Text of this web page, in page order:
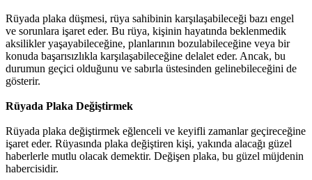
Rüyada plaka düşmesi, rüya sahibinin karşılaşabileceği bazı engel
ve sorunlara işaret eder. Bu rüya, kişinin hayatında beklenmedik
aksilikler yaşayabileceğine, planlarının bozulabileceğine veya bir
konuda başarısızlıkla karşılaşabileceğine delalet eder. Ancak, bu
durumun geçici olduğunu ve sabırla üstesinden gelinebileceğini de
gösterir.
Rüyada Plaka Değiştirmek
Rüyada plaka değiştirmek eğlenceli ve keyifli zamanlar geçireceğine
işaret eder. Rüyasında plaka değiştiren kişi, yakında alacağı güzel
haberlerle mutlu olacak demektir. Değişen plaka, bu güzel müjdenin
habercisidir.